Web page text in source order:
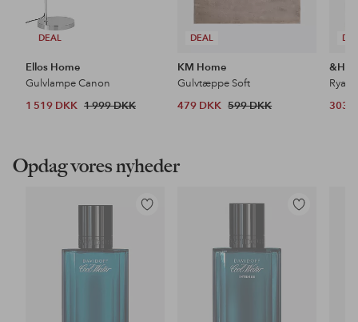
DEAL
Ellos Home
Gulvlampe Canon
1 519 DKK 1 999 DKK
DEAL
KM Home
Gulvtæppe Soft
479 DKK 599 DKK
303
Opdag vores nyheder
Tilføj
Tilføj